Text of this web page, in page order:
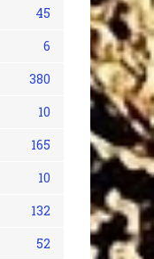
45
6
380
10
165
10
132
52